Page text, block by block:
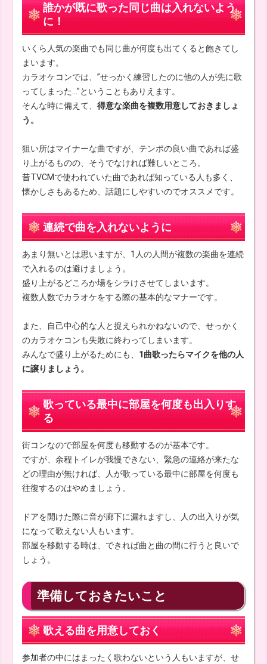
誰かが既に歌った同じ曲は入れないよう
に！
いくら人気の楽曲でも同じ曲が何度も出てくると飽きてし
まいます。
カラオケコンでは、”せっかく練習したのに他の人が先に歌
ってしまった…”ということもありえます。
そんな時に備えて、得意な楽曲を複数用意しておきましょ
う。
狙い所はマイナーな曲ですが、テンポの良い曲であれば盛
り上がるものの、そうでなければ難しいところ。
昔TVCMで使われていた曲であれば知っている人も多く、
懐かしさもあるため、話題にしやすいのでオススメです。
連続で曲を入れないように
あまり無いとは思いますが、1人の人間が複数の楽曲を連続
で入れるのは避けましょう。
盛り上がるどころか場をシラけさせてしまいます。
複数人数でカラオケをする際の基本的なマナーです。
また、自己中心的な人と捉えられかねないので、せっかく
のカラオケコンも失敗に終わってしまいます。
みんなで盛り上がるためにも、 1曲歌ったらマイクを他の人
に譲りましょう。
歌っている最中に部屋を何度も出入りす
る
街コンなので部屋を何度も移動するのが基本です。
ですが、余程トイレが我慢できない、緊急の連絡が来たな
どの理由が無ければ、人が歌っている最中に部屋を何度も
往復するのはやめましょう。
ドアを開けた際に音が廊下に漏れますし、人の出入りが気
になって歌えない人もいます。
部屋を移動する時は、できれば曲と曲の間に行うと良いで
しょう。
準備しておきたいこと
歌える曲を用意しておく
参加者の中にはまったく歌わないという人もいますが、せ